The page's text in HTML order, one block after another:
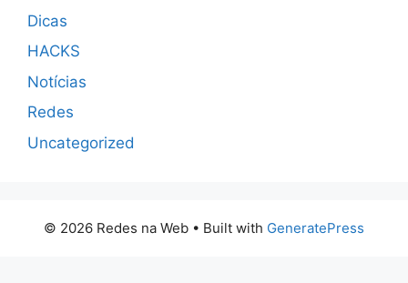
Dicas
HACKS
Notícias
Redes
Uncategorized
© 2026 Redes na Web • Built with GeneratePress